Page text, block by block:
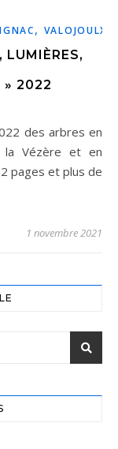
, VALOJOULX
LUMIÈRES,
» 2022
la Vézère et en
pages et plus de
1 novembre 2021